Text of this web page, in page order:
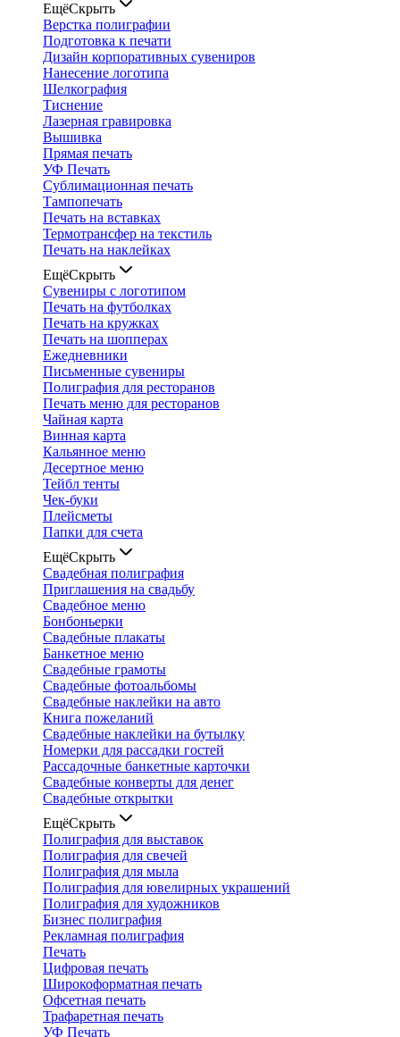
ЕщёСкрыть
Верстка полиграфии
Подготовка к печати
Дизайн корпоративных сувениров
Нанесение логотипа
Шелкография
Тиснение
Лазерная гравировка
Вышивка
Прямая печать
УФ Печать
Сублимационная печать
Тампопечать
Печать на вставках
Термотрансфер на текстиль
Печать на наклейках
ЕщёСкрыть
Сувениры с логотипом
Печать на футболках
Печать на кружках
Печать на шопперах
Ежедневники
Письменные сувениры
Полиграфия для ресторанов
Печать меню для ресторанов
Чайная карта
Винная карта
Кальянное меню
Десертное меню
Тейбл тенты
Чек-буки
Плейсметы
Папки для счета
ЕщёСкрыть
Свадебная полиграфия
Приглашения на свадьбу
Свадебное меню
Бонбоньерки
Свадебные плакаты
Банкетное меню
Свадебные грамоты
Свадебные фотоальбомы
Свадебные наклейки на авто
Книга пожеланий
Свадебные наклейки на бутылку
Номерки для рассадки гостей
Рассадочные банкетные карточки
Свадебные конверты для денег
Свадебные открытки
ЕщёСкрыть
Полиграфия для выставок
Полиграфия для свечей
Полиграфия для мыла
Полиграфия для ювелирных украшений
Полиграфия для художников
Бизнес полиграфия
Рекламная полиграфия
Печать
Цифровая печать
Широкоформатная печать
Офсетная печать
Трафаретная печать
УФ Печать